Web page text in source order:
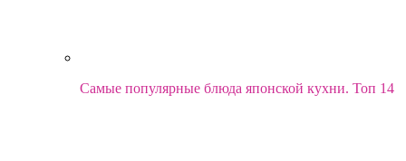
Самые популярные блюда японской кухни. Топ 14